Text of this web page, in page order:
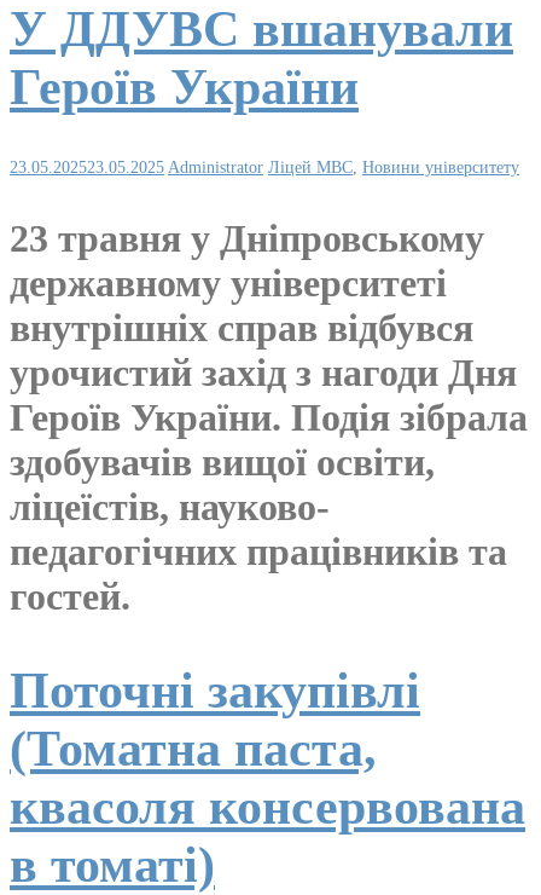
У ДДУВС вшанували
Героїв України
23.05.202523.05.2025 Administrator Ліцей МВС, Новини університету
23 травня у Дніпровському
державному університеті
внутрішніх справ відбувся
урочистий захід з нагоди Дня
Героїв України. Подія зібрала
здобувачів вищої освіти,
ліцеїстів, науково-
педагогічних працівників та
гостей.
Поточні закупівлі
(Томатна паста,
квасоля консервована
в томаті)